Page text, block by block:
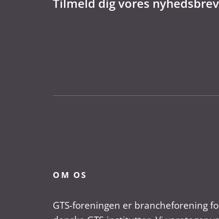
OM OS
GTS-foreningen er brancheforening